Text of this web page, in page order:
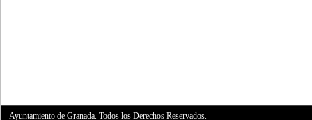
Ayuntamiento de Granada. Todos los Derechos Reservados.